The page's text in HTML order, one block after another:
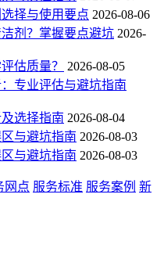
择与使用要点 2026-08-06
剂？掌握要点避坑 2026-
估质量？
2026-08-05
专业评估与避坑指南
选择指南 2026-08-04
与避坑指南 2026-08-03
与避坑指南 2026-08-03
网点 服务标准 服务案例 新